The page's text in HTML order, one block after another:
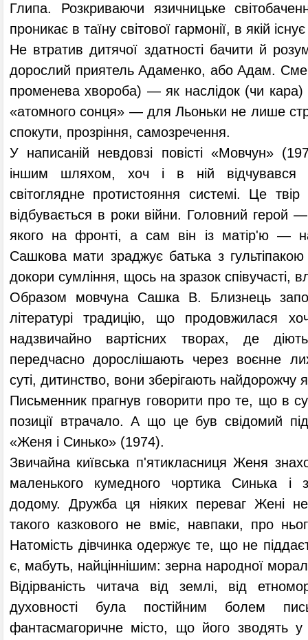
Глипа. Розкриваючи язичницьке
проникає в таїну світової гармонії, в якій
Не втратив дитячої здатності бачити й
дорослий приятель Адаменко, або Адам.
променева хвороба) — як наслідок (чи кара)
«атомного сонця» — для Льоньки не лише
спокути, прозріння, самозречення.
У написаній невдовзі повісті «Мовчун»
іншим шляхом, хоч і в ній відчувався
світоглядне протистояння системі. Це твір
відбувається в роки війни. Головний герой
якого на фронті, а сам він із матір'ю — на
Сашкова мати зраджує батька з
докори сумління, щось на зразок співучасті,
Образом мовчуна Сашка В. Близнець
літературі традицію, що продовжилася
надзвичайно вартісних творах, де
передчасно дорослішають через воєнне
суті, дитинство, вони зберігають найдорожчу
Письменник прагнув говорити про те, що в
позиції втрачало. А що це був свідомий
«Женя і Синько» (1974).
Звичайна київська п'ятикласниця Женя
маленького кумедного чортика Синька і
додому. Дружба ця ніяких переваг Жені
такого казкового не вміє, навпаки, про
Натомість дівчинка одержує те, що не
є, мабуть, найціннішим: зерна народної
Відірваність читача від землі, від
духовності була постійним болем
фантасмагоричне місто, що його зводять